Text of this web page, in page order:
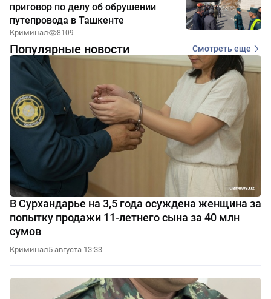
приговор по делу об обрушении
путепровода в Ташкенте
Криминал 8109
Популярные новости Смотреть еще
В Сурхандарье на 3,5 года осуждена женщина за
попытку продажи 11-летнего сына за 40 млн
сумов
Криминал5 августа 13:33